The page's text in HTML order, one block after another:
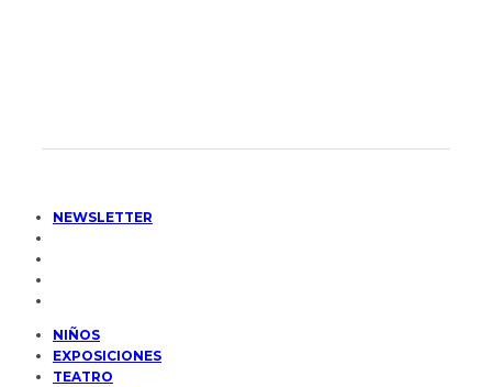
NEWSLETTER
NIÑOS
EXPOSICIONES
TEATRO